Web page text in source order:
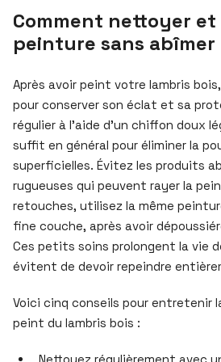
Comment nettoyer
peinture sans abîmer
Après avoir peint votre lambris
pour conserver son éclat et sa
régulier à l’aide d’un chiffon doux
suffit en général pour éliminer la
superficielles. Évitez les produits
rugueuses qui peuvent rayer la
retouches, utilisez la même
fine couche, après avoir
Ces petits soins prolongent la vie
évitent de devoir repeindre
Voici cinq conseils pour entretenir
peint du lambris bois :